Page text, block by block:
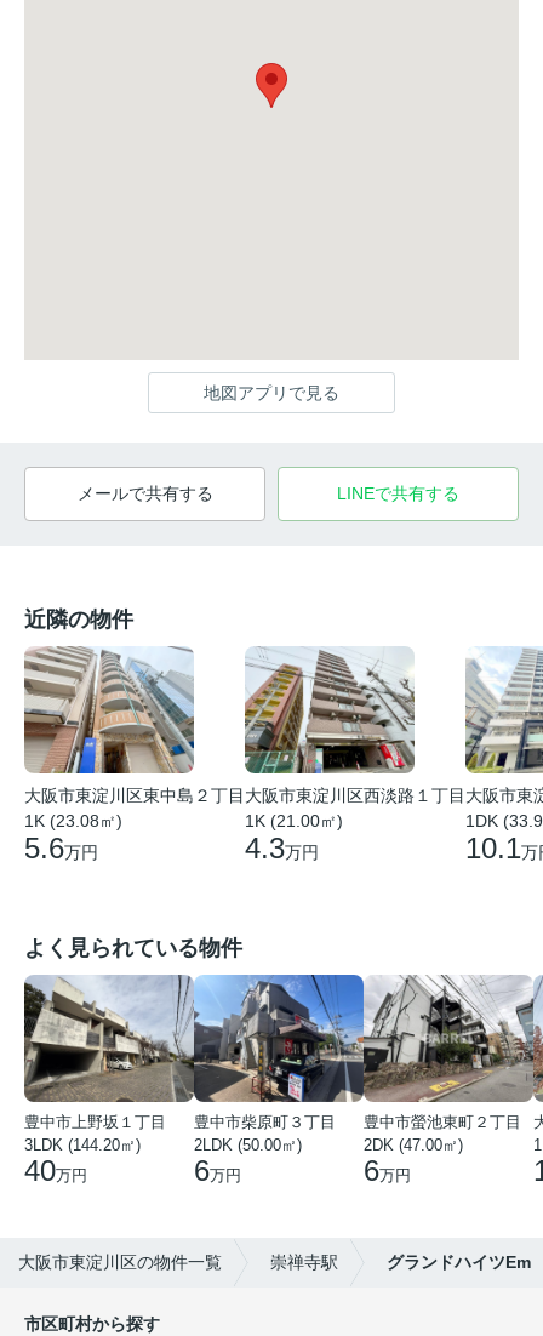
地図アプリで見る
メールで共有する LINEで共有する
近隣の物件
大阪市東淀川区東中島２丁目
1K (23.08㎡)
5.6万円
大阪市東淀川区西淡路１丁目
1K (21.00㎡)
4.3万円
大阪市東
1DK
10.1万
よく見られている物件
豊中市上野坂１丁目
3LDK (144.20㎡)
40万円
豊中市柴原町３丁目
2LDK (50.00㎡)
6万円
豊中市螢池東町２丁目
2DK (47.00㎡)
6万円
大阪市東淀川区の物件一覧 崇禅寺駅 グランドハイツEm
市区町村から探す